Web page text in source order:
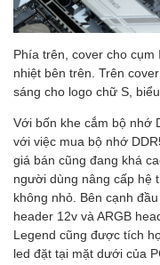
Phía trên, cover cho
nhiệt bên trên. Trên
sáng cho logo chữ S,
Với bốn khe cắm bộ nhớ
với việc mua bộ nhớ
giá bán cũng đang khá
người dùng nâng cấp hệ
không nhỏ. Bên cạnh
header 12v và ARGB
Legend cũng được tích
led đặt tại mặt dưới của